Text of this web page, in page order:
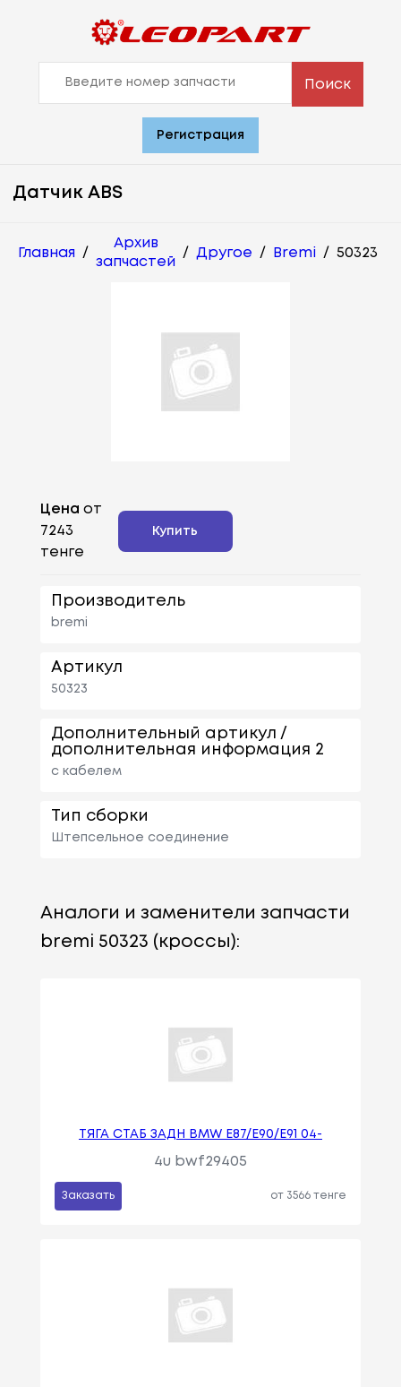
Поиск
Регистрация
Датчик ABS
Главная /
Архив
запчастей
/ Другое / Bremi / 50323
Цена от
7243
тенге
Купить
Производитель
bremi
Артикул
50323
Дополнительный артикул /
дополнительная информация 2
с кабелем
Тип сборки
Штепсельное соединение
Аналоги и заменители запчасти
bremi 50323 (кроссы):
ТЯГА СТАБ ЗАДН BMW E87/E90/E91 04-
4u bwf29405
Заказать от 3566 тенге